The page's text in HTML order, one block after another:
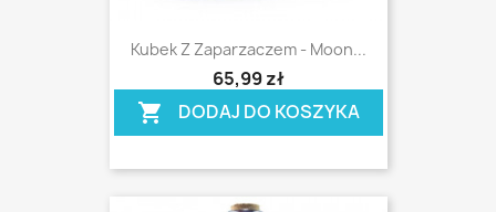
Kubek Z Zaparzaczem - Moon...
65,99 zł
shopping_cart DODAJ DO KOSZYKA